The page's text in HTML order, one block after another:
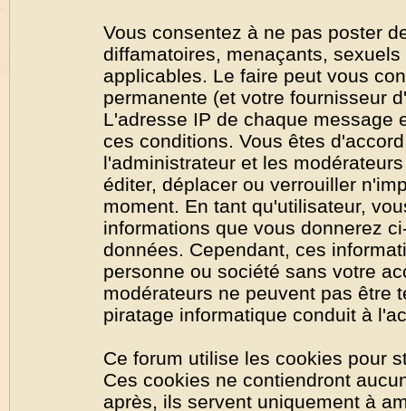
Vous consentez à ne pas poster
diffamatoires, menaçants,
applicables. Le faire peut vous
permanente (et votre fournisseur
L'adresse IP de chaque message
ces conditions. Vous êtes
l'administrateur et les
éditer, déplacer ou verrouiller
moment. En tant qu'utilisateur,
informations que vous donnerez
données. Cependant, ces
personne ou société sans votre
modérateurs ne peuvent pas être
piratage informatique conduit à
Ce forum utilise les cookies pour
Ces cookies ne contiendront
après, ils servent uniquement à